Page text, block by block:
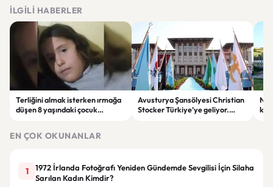
İLGILI HABERLER
Terliğini almak isterken ırmağa
düşen 8 yaşındaki çocuk
Avusturya Şansölyesi Christian
Stocker Türkiye’ye geliyor.
EN ÇOK OKUNANLAR
1
1972 İrlanda Fotoğrafı Yeniden Gündemde Sevgilisi İçin Silaha
Sarılan Kadın Kimdir?